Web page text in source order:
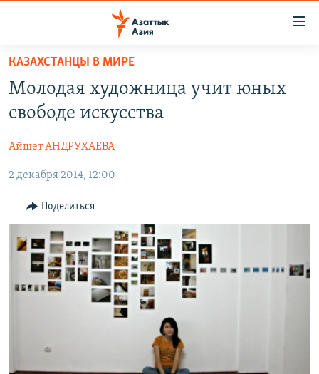
Вернуться
основному
содержанию
навигации
Вернутся
поиску
КАЗАХСТАН
УЗБЕКИСТАН
ТАДЖИКИСТАН
НОВОСТИ
ВОЙНА В УКРАИНЕ
НА ДРУГИХ ЯЗЫКАХ
ҚАЗАҚША
КЫРГЫЗЧА
ЎЗБЕКЧА
ТОҶИКӢ
TÜRKMENÇE
Все сайты РСЕ/РС
КАЗАХСТАНЦЫ В МИРЕ
Молодая художница учит юных
свободе искусства
Айшет АНДРУХАЕВА
2 декабря 2014, 12:00
Поделиться